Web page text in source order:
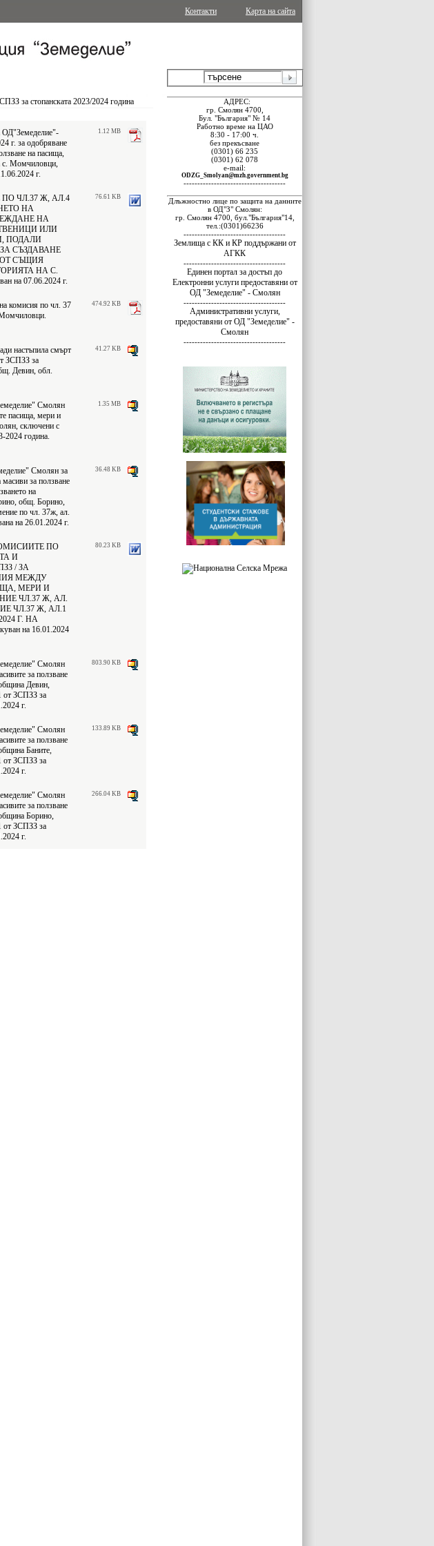
Карта на сайта
Контакти
за стопанската 2023/2024 година
ОД"Земеделие"-
г. за одобряване
на пасища,
с. Момчиловци,
г.
1.12 MB
ЧЛ.37 Ж, АЛ.4
НА
НА
ИЛИ
ПОДАЛИ
СЪЗДАВАНЕ
СЪЩИЯ
НА С.
07.06.2024 г.
76.61 KB
комисия по чл. 37
474.92 KB
настъпила смърт
ЗСПЗЗ за
Девин, обл.
41.27 KB
Смолян
пасища, мери и
сключени с
2024 година.
1.35 MB
Смолян за
масиви за ползване
на
общ. Борино,
по чл. 37ж, ал.
на 26.01.2024 г.
36.48 KB
ПО
И
/ ЗА
МЕЖДУ
МЕРИ И
ЧЛ.37 Ж, АЛ.
ЧЛ.37 Ж, АЛ.1
Г. НА
на 16.01.2024
80.23 KB
Смолян
за ползване
Девин,
от ЗСПЗЗ за
г.
803.90 KB
Смолян
за ползване
Баните,
от ЗСПЗЗ за
г.
133.89 KB
Смолян
за ползване
Борино,
от ЗСПЗЗ за
г.
266.04 KB
АДРЕС:
гр. Смолян 4700,
Бул. "България" № 14
Работно време на ЦАО
8:30 - 17:00 ч.
без прекъсване
(0301) 66 235
(0301) 62 078
e-mail:
ODZG_Smolyan@mzh.government.bg
-------------------------------------
Длъжностно лице по защита на данните
в ОД"З" Смолян:
гр. Смолян 4700, бул."България"14,
тел.:(0301)66236
-------------------------------------
Землища с КК и КР поддържани от
АГКК
-------------------------------------
Единен портал за достъп до
Електронни услуги предоставяни от
ОД "Земеделие" - Смолян
-------------------------------------
Административни услуги,
предоставяни от ОД "Земеделие" -
Смолян
-------------------------------------